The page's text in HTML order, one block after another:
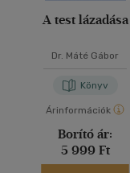
A test lázadása
Dr. Máté Gábor
Könyv
Árinformációk
Borító ár:
5 999 Ft